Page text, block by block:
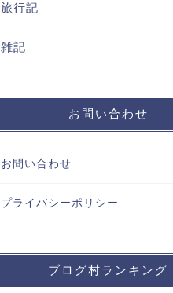
旅行記
雑記
お問い合わせ
お問い合わせ
プライバシーポリシー
ブログ村ランキング